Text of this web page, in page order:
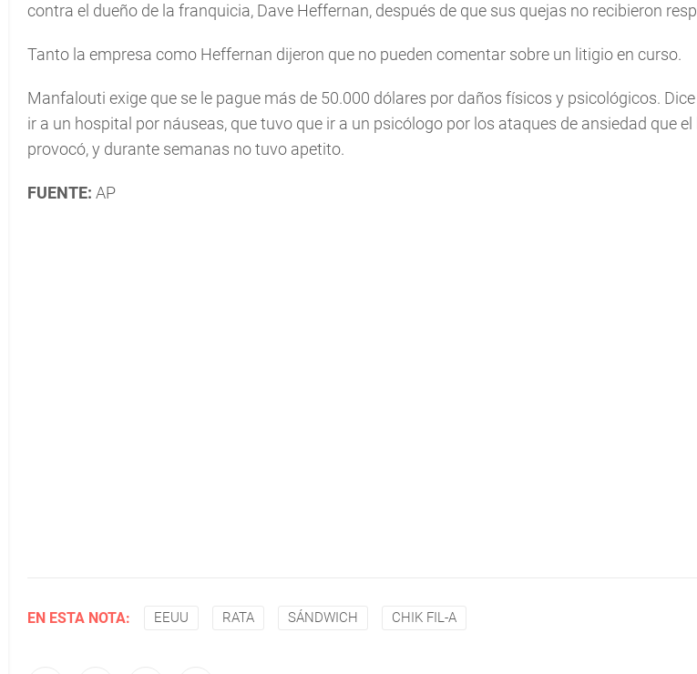
contra el dueño de la franquicia, Dave Heffernan, después de que sus quejas no recibieron
Tanto la empresa como Heffernan dijeron que no pueden comentar sobre un litigio en curso.
Manfalouti exige que se le pague más de 50.000 dólares por daños físicos y psicológicos.
ir a un hospital por náuseas, que tuvo que ir a un psicólogo por los ataques de ansiedad que el
provocó, y durante semanas no tuvo apetito.
FUENTE: AP
EN ESTA NOTA: EEUU RATA SÁNDWICH CHIK FIL-A